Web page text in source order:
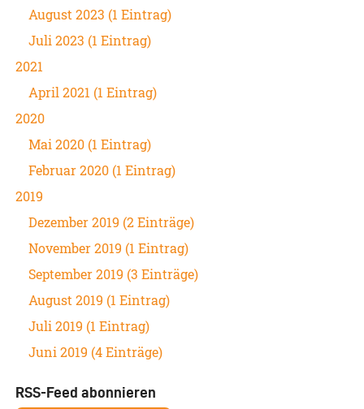
August 2023 (1 Eintrag)
Juli 2023 (1 Eintrag)
2021
April 2021 (1 Eintrag)
2020
Mai 2020 (1 Eintrag)
Februar 2020 (1 Eintrag)
2019
Dezember 2019 (2 Einträge)
November 2019 (1 Eintrag)
September 2019 (3 Einträge)
August 2019 (1 Eintrag)
Juli 2019 (1 Eintrag)
Juni 2019 (4 Einträge)
RSS-Feed abonnieren